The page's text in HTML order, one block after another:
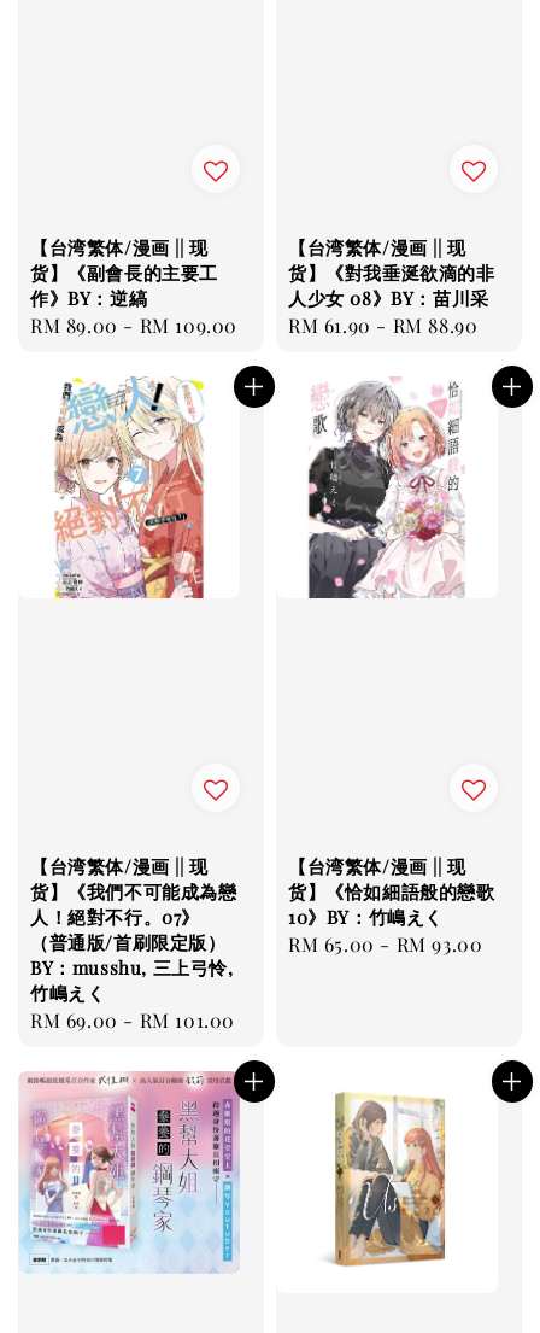
【台湾繁体/漫画 || 现
货】《副會長的主要工
作》BY：逆縞
Regular
RM 89.00 - RM 109.00
【台湾繁体/漫画 || 现
货】《對我垂涎欲滴的非
人少女 08》BY：苗川采
Regular
RM 61.90 - RM 88.90
【台湾繁体/漫画 || 现
货】《我們不可能成為戀
人！絕對不行。07》
（普通版/首刷限定版）
BY：musshu, 三上弓怜,
竹嶋えく
Regular
RM 69.00 - RM 101.00
【台湾繁体/漫画 || 现
货】《恰如細語般的戀歌
10》BY：竹嶋えく
Regular
RM 65.00 - RM 93.00